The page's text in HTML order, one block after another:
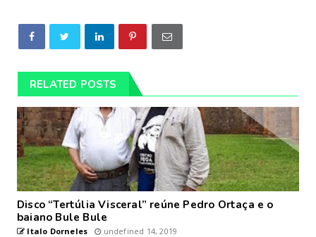
RELATED POSTS
Disco “Tertúlia Visceral” reúne Pedro Ortaça e o
baiano Bule Bule
Italo Dorneles undefined 14, 2019